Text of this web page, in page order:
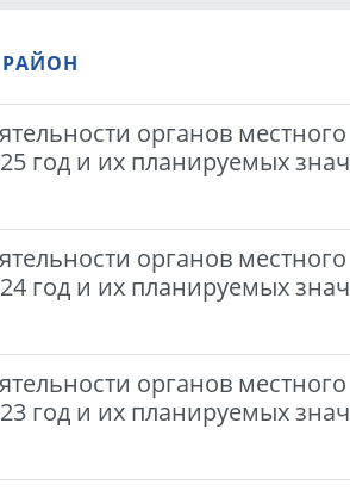
органов местного
год и их планируемых
органов местного
год и их планируемых
органов местного
год и их планируемых